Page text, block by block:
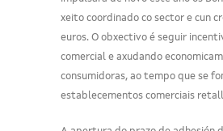
xeito coordinado co sector e cun
euros. O obxectivo é seguir
comercial e axudando
consumidoras, ao tempo que se
establecementos comerciais